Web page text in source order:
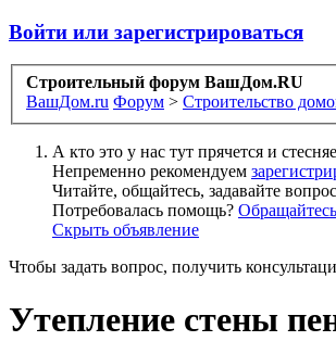
Войти или зарегистрироваться
Строительный форум ВашДом.RU
ВашДом.ru Форум > Строительство
А кто это у нас тут прячется и
Непременно рекомендуем
Читайте, общайтесь, задавайте
Потребовалась помощь?
Скрыть объявление
Чтобы задать вопрос, получить
Утепление стены